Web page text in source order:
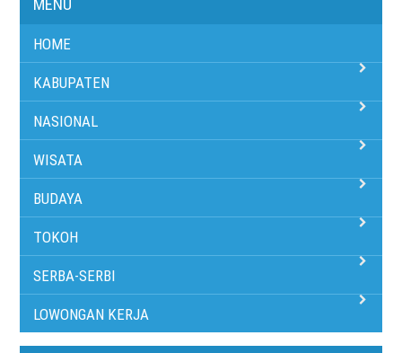
MENU
HOME
KABUPATEN
NASIONAL
WISATA
BUDAYA
TOKOH
SERBA-SERBI
LOWONGAN KERJA